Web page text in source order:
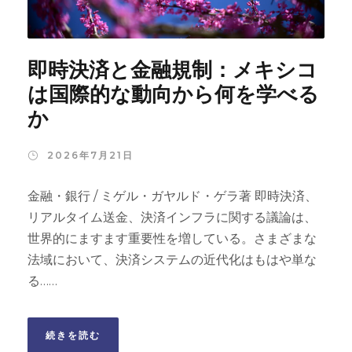
即時決済と金融規制：メキシコ
は国際的な動向から何を学べる
か
2026年7月21日
金融・銀行 / ミゲル・ガヤルド・ゲラ著 即時決済、
リアルタイム送金、決済インフラに関する議論は、
世界的にますます重要性を増している。さまざまな
法域において、決済システムの近代化はもはや単な
る……
続きを読む